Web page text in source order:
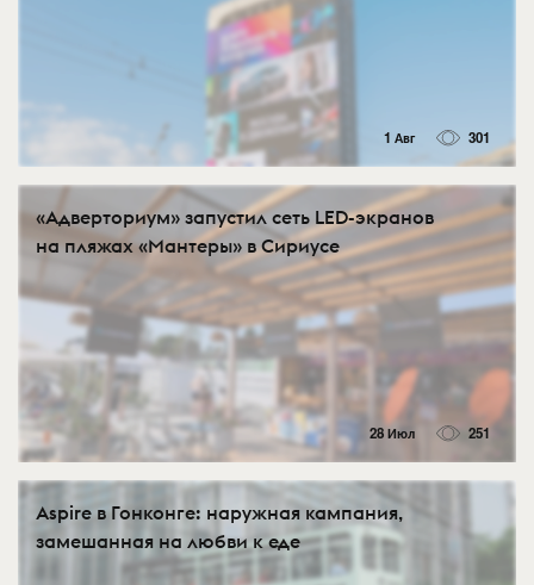
1 Авг 301
«Адверториум» запустил сеть LED-экранов
на пляжах «Мантеры» в Сириусе
28 Июл 251
Aspire в Гонконге: наружная кампания,
замешанная на любви к еде